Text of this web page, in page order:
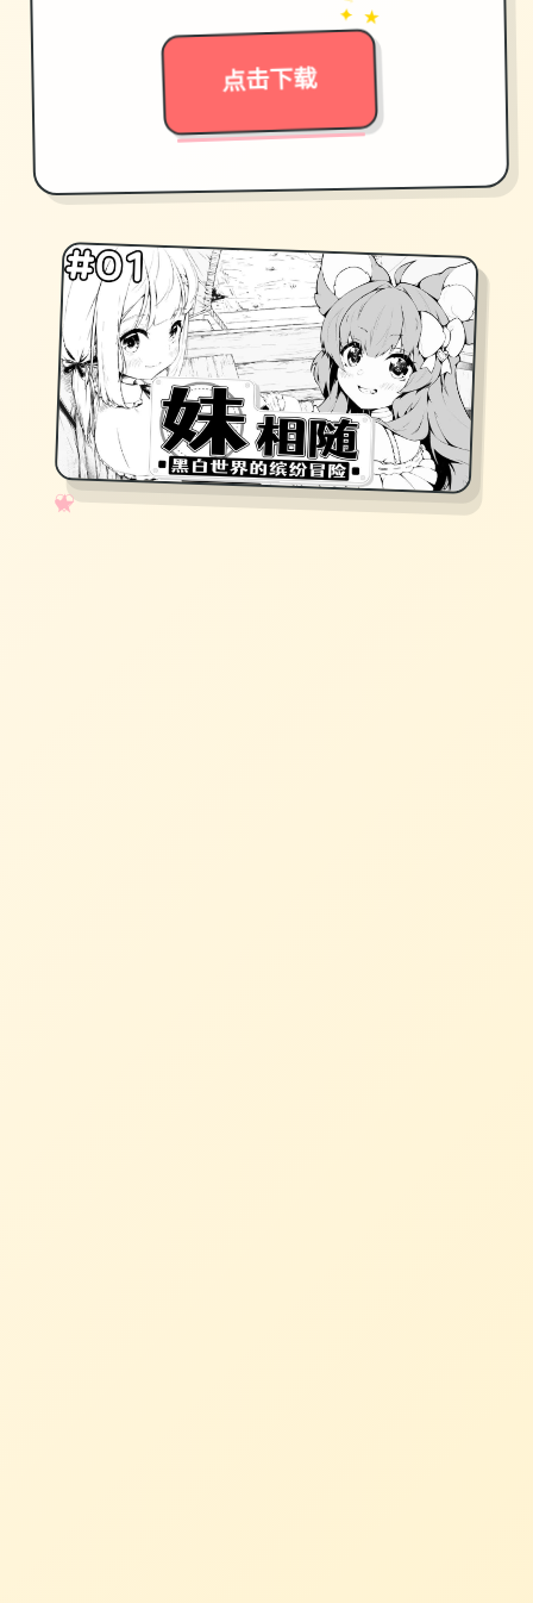
点击下载
→
✦ ★
✧
♡
★
♥